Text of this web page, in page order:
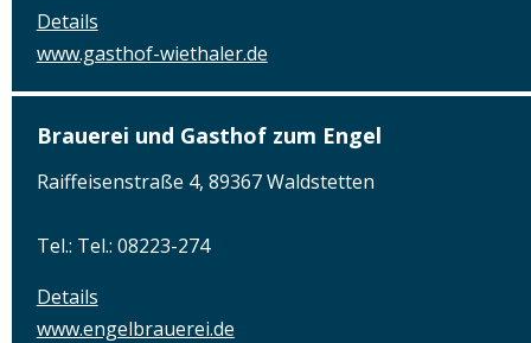
Details
www.gasthof-wiethaler.de
Brauerei und Gasthof zum Engel
Raiffeisenstraße 4, 89367 Waldstetten
Tel.: Tel.: 08223-274
Details
www.engelbrauerei.de